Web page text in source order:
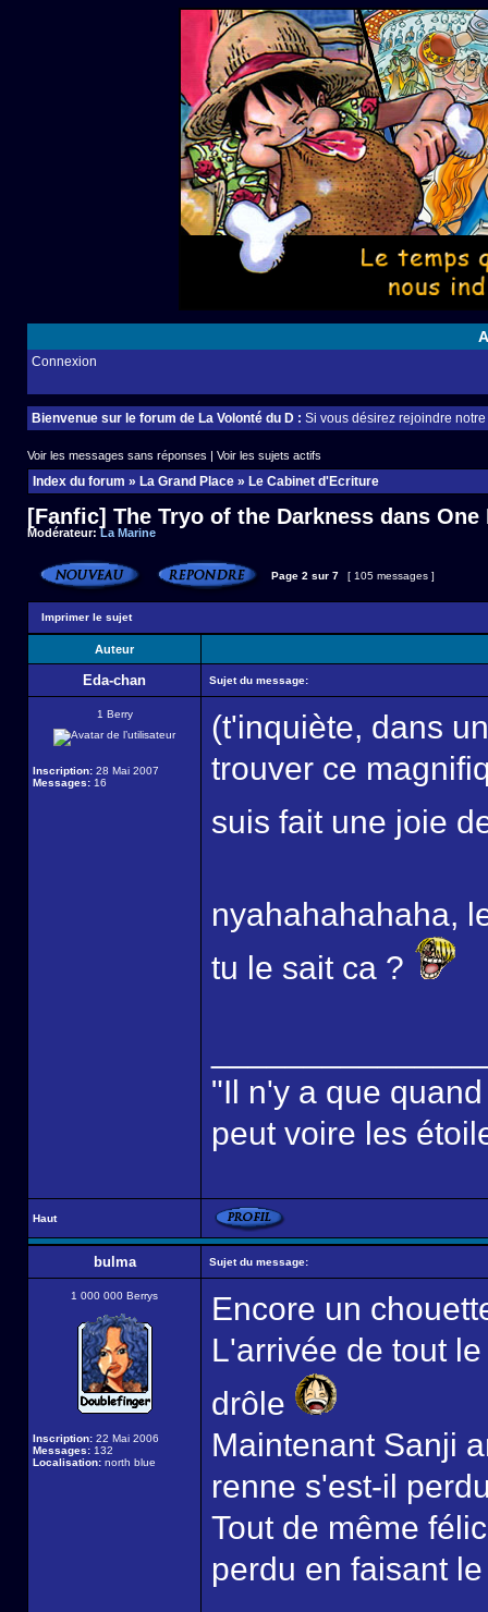
Connexion
Bienvenue sur le forum de La Volonté du D : Si vous désirez rejoindre
Voir les messages sans réponses | Voir les sujets actifs
Index du forum » La Grand Place » Le Cabinet d'Ecriture
[Fanfic] The Tryo of the Darkness dans One
Modérateur:La Marine
Page 2 sur 7 [ 105 messages ]
Imprimer le sujet
Auteur
Eda-chan Sujet du message:
1 Berry
Inscription: 28 Mai 2007
Messages: 16
(t'inquiète, dans
trouver ce
suis fait une joie
nyahahahahaha,
tu le sait ca ?
"Il n'y a que
peut voire les
Haut
bulma Sujet du message:
1 000 000 Berrys
Inscription: 22 Mai 2006
Messages: 132
Localisation: north blue
Encore un
L'arrivée de tout
drôle
Maintenant Sanji
renne s'est-il
Tout de même
perdu en faisant